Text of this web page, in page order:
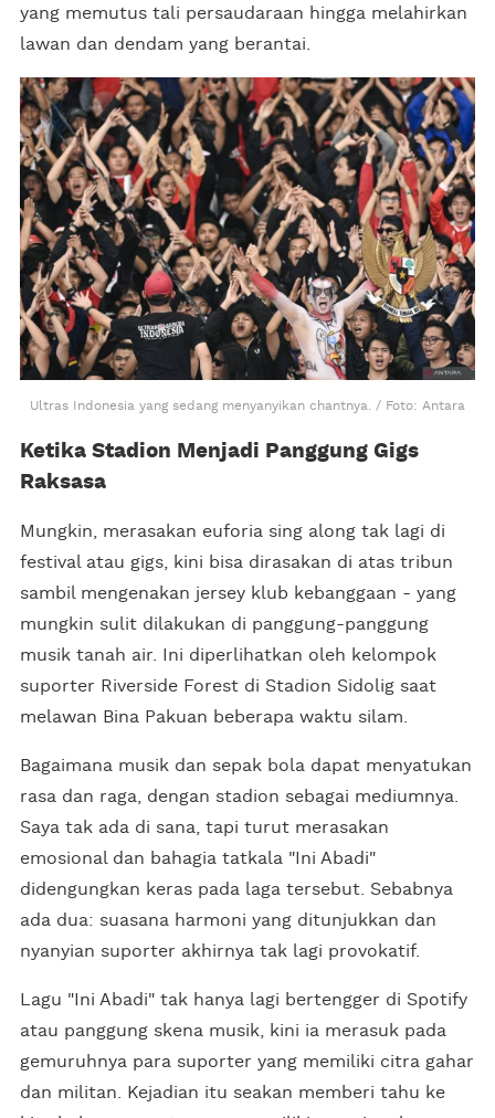
yang memutus tali persaudaraan hingga melahirkan
lawan dan dendam yang berantai.
Ultras Indonesia yang sedang menyanyikan chantnya. / Foto: Antara
Ketika Stadion Menjadi Panggung Gigs
Raksasa
Mungkin, merasakan euforia sing along tak lagi di
festival atau gigs, kini bisa dirasakan di atas tribun
sambil mengenakan jersey klub kebanggaan - yang
mungkin sulit dilakukan di panggung-panggung
musik tanah air. Ini diperlihatkan oleh kelompok
suporter Riverside Forest di Stadion Sidolig saat
melawan Bina Pakuan beberapa waktu silam.
Bagaimana musik dan sepak bola dapat menyatukan
rasa dan raga, dengan stadion sebagai mediumnya.
Saya tak ada di sana, tapi turut merasakan
emosional dan bahagia tatkala "Ini Abadi"
didengungkan keras pada laga tersebut. Sebabnya
ada dua: suasana harmoni yang ditunjukkan dan
nyanyian suporter akhirnya tak lagi provokatif.
Lagu "Ini Abadi" tak hanya lagi bertengger di Spotify
atau panggung skena musik, kini ia merasuk pada
gemuruhnya para suporter yang memiliki citra gahar
dan militan. Kejadian itu seakan memberi tahu ke